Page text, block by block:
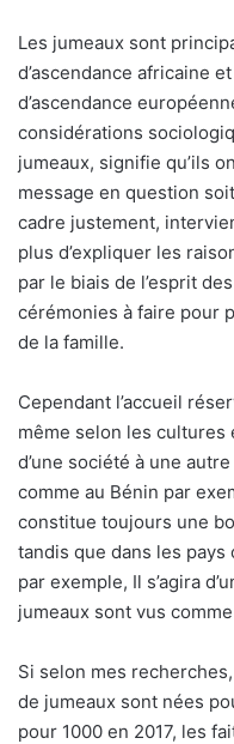
Les jumeaux sont
d’ascendance africaine
d’ascendance
considérations
jumeaux, signifie qu’ils
message en question
cadre justement,
plus d’expliquer les
par le biais de l’esprit
cérémonies à faire pour
de la famille.
Cependant l’accueil
même selon les
d’une société à une
comme au Bénin par
constitue toujours une
tandis que dans les pays
par exemple, Il s’agira
jumeaux sont vus
Si selon mes
de jumeaux sont nées
pour 1000 en 2017, les